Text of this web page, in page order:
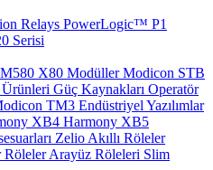
Relays PowerLogic™ P1
Serisi
X80 ModüllerModicon STB
Ürünleri Güç Kaynakları Operatör
TM3 Endüstriyel Yazılımlar
XB4 Harmony XB5
Zelio Akıllı Röleler
RölelerArayüz Röleleri Slim